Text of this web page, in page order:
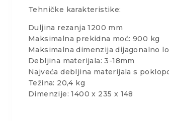
Tehničke karakteristike:
Duljina rezanja 1200 mm
Maksimalna prekidna moć: 900 kg
Maksimalna dimenzija dijagonalno
Debljina materijala: 3-18mm
Najveća debljina materijala s
Težina: 20,4 kg
Dimenzije: 1400 x 235 x 148